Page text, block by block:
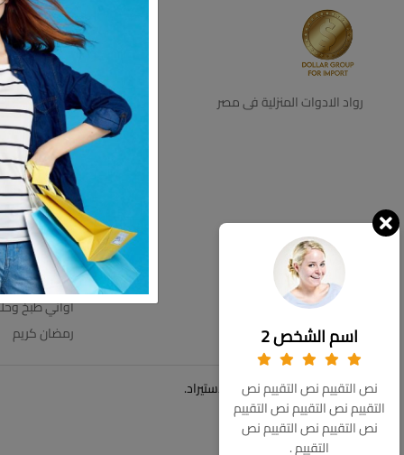
رواد الادوات المنزلية فى مصر
تسوق
رفايع
ديكور
اجهزه كهرباية
التخزين
اطباق
اطقم زجاج
ترامس
عروض
مستلزمات
مفروشات
اواني طبخ
رمضان كريم
© حقوق الملكية 2026 دولار للاستيراد.
اسم الشخص 2
نص التقييم نص التقييم نص
التقييم نص التقييم نص التقييم
نص التقييم نص التقييم نص
التقييم .